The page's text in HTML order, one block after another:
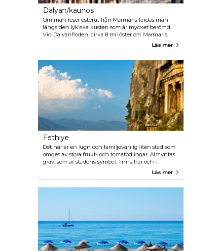
Dalyan/kaunos
Om man reser österut från Marmaris färdas man
längs den lykiska kusten som är mycket berömd.
Vid Dalyanfloden, cirka 8 mil öster om Marmaris,
finns spektakulära klippgravar i Kaunos och en vild
lerinpackningar och anses mycket hälsosam. Du
kan åka utflyktsbuss eller dolmus för att komma hit.
Läs mer
Fethiye
Det här är en lugn och familjevänlig liten stad som
omges av stora frukt- och tomatodlingar. Almyntas
grav, som är stadens symbol, finns här och i
närheten ligger fler lykiska gravar. I saluhallenLäs mer